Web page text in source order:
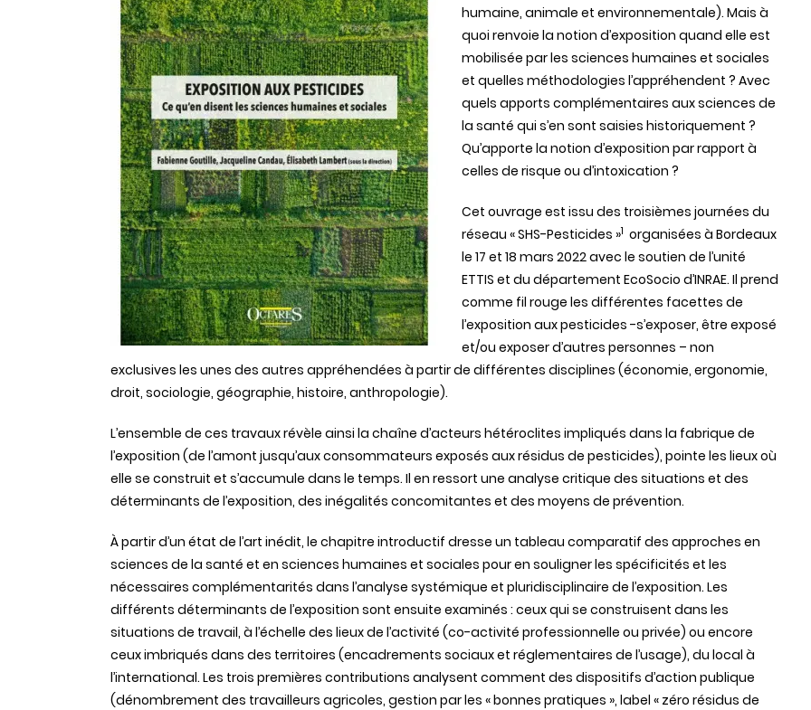
humaine, animale et environnementale). Mais à
quoi renvoie la notion d’exposition quand elle est
mobilisée par les sciences humaines et sociales
et quelles méthodologies l’appréhendent ? Avec
quels apports complémentaires aux sciences de
la santé qui s’en sont saisies historiquement ?
Qu’apporte la notion d’exposition par rapport à
celles de risque ou d’intoxication ?
Cet ouvrage est issu des troisièmes journées du
réseau « SHS-Pesticides »1 organisées à Bordeaux
le 17 et 18 mars 2022 avec le soutien de l’unité
ETTIS et du département EcoSocio d’INRAE. Il prend
comme fil rouge les différentes facettes de
l’exposition aux pesticides -s’exposer, être exposé
et/ou exposer d’autres personnes – non
exclusives les unes des autres appréhendées à partir de différentes disciplines (économie, ergonomie,
droit, sociologie, géographie, histoire, anthropologie).
L’ensemble de ces travaux révèle ainsi la chaîne d’acteurs hétéroclites impliqués dans la fabrique de
l’exposition (de l’amont jusqu’aux consommateurs exposés aux résidus de pesticides), pointe les lieux où
elle se construit et s’accumule dans le temps. Il en ressort une analyse critique des situations et des
déterminants de l’exposition, des inégalités concomitantes et des moyens de prévention.
À partir d’un état de l’art inédit, le chapitre introductif dresse un tableau comparatif des approches en
sciences de la santé et en sciences humaines et sociales pour en souligner les spécificités et les
nécessaires complémentarités dans l’analyse systémique et pluridisciplinaire de l’exposition. Les
différents déterminants de l’exposition sont ensuite examinés : ceux qui se construisent dans les
situations de travail, à l’échelle des lieux de l’activité (co-activité professionnelle ou privée) ou encore
ceux imbriqués dans des territoires (encadrements sociaux et réglementaires de l’usage), du local à
l’international. Les trois premières contributions analysent comment des dispositifs d’action publique
(dénombrement des travailleurs agricoles, gestion par les « bonnes pratiques », label « zéro résidus de